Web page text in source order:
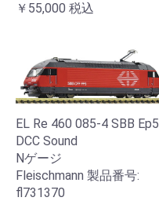
￥55,000 税込
EL Re 460 085-4 SBB Ep5
DCC Sound
Nゲージ
Fleischmann 製品番号:
fl731370